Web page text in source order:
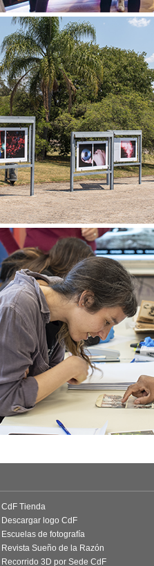
CdF Tienda
Descargar logo CdF
Escuelas de fotografía
Revista Sueño de la Razón
Recorrido 3D por Sede CdF